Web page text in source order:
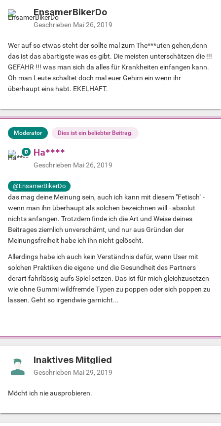
EnsamerBikerDo
Geschrieben Mai 26, 2019
Wer auf so etwas steht der sollte mal zum The***uten gehen,denn
das ist das abartigste was es gibt. Die meisten unterschätzen die !!!
GEFAHR !!! was man sich da alles für Krankheiten einfangen kann.
Oh man Leute schaltet doch mal euer Gehirn ein wenn ihr
überhaupt eins habt. EKELHAFT.
Moderator Dies ist ein beliebter Beitrag.
Ha****
Geschrieben Mai 26, 2019
@EnsamerBikerDo
das mag deine Meinung sein, auch ich kann mit diesem "Fetisch" -
wenn man ihn überhaupt als solchen bezeichnen will - absolut
nichts anfangen. Trotzdem finde ich die Art und Weise deines
Beitrages ziemlich unverschämt, und nur aus Gründen der
Meinungsfreiheit habe ich ihn nicht gelöscht.
Allerdings habe ich auch kein Verständnis dafür, wenn User mit
solchen Praktiken die eigene und die Gesundheit des Partners
derart fahrlässig aufs Spiel setzen. Das ist für mich gleichzusetzen
wie ohne Gummi wildfremde Typen zu poppen oder sich poppen zu
lassen. Geht so irgendwie garnicht...
Inaktives Mitglied
Geschrieben Mai 29, 2019
Möcht ich nie ausprobieren.